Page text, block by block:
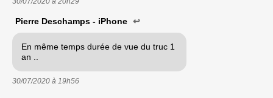
Pierre Deschamps - iPhone ↩
En même temps durée de vue du truc 1
an ..
30/07/2020 à 19h56